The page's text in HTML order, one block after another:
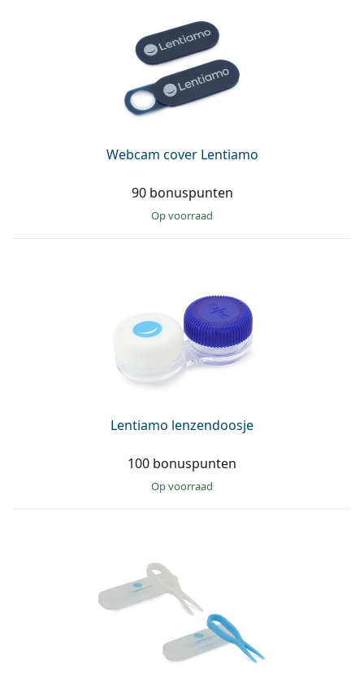
Webcam cover Lentiamo
90 bonuspunten
op voorraad
Lentiamo lenzendoosje
100 bonuspunten
op voorraad